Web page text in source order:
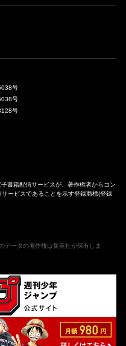
号
号
号
書籍配信サービスが、著作権者からコン
ービスであることを示す登録商標(登録
データの著作権は集英社が保有しま